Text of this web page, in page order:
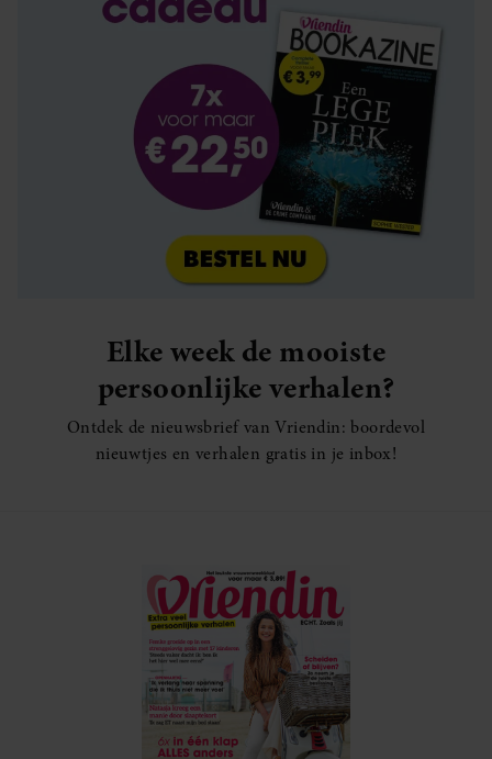
Elke week de mooiste
persoonlijke verhalen?
Ontdek de nieuwsbrief van Vriendin: boordevol
nieuwtjes en verhalen gratis in je inbox!